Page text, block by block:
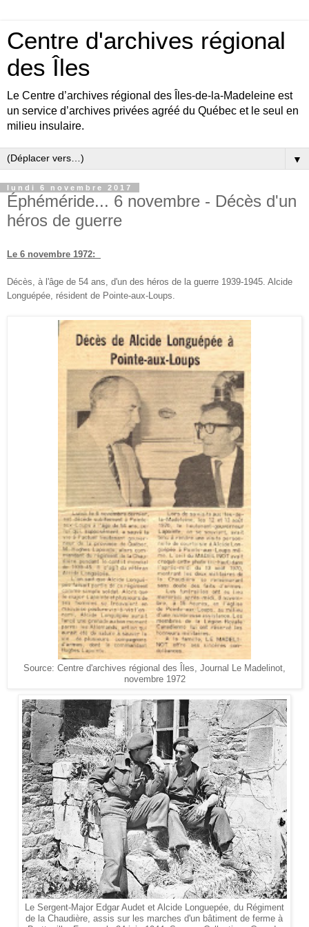
Centre d'archives régional
des Îles
Le Centre d’archives régional des Îles-de-la-Madeleine est
un service d’archives privées agréé du Québec et le seul en
milieu insulaire.
▼
lundi 6 novembre 2017
Éphéméride... 6 novembre - Décès d'un
héros de guerre
Le 6 novembre 1972:
Décès, à l'âge de 54 ans, d'un des héros de la guerre 1939-1945. Alcide
Longuépée, résident de Pointe-aux-Loups.
Source: Centre d'archives régional des Îles, Journal Le Madelinot,
novembre 1972
Le Sergent-Major Edgar Audet et Alcide Longuepée, du Régiment
de la Chaudière, assis sur les marches d'un bâtiment de ferme à